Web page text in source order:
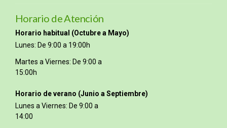
Horario de Atención
Horario habitual (Octubre a Mayo)
Lunes: De 9:00 a 19:00h
Martes a Viernes: De 9:00 a
15:00h
Horario de verano (Junio a Septiembre)
Lunes a Viernes: De 9:00 a
14:00